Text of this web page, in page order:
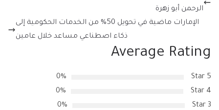
الرحمن أبو زهرة
الإمارات ماضية في تحويل 50% من الخدمات الحكومية إلى
ذكاء اصطناعي مساعد خلال عامين
Average Rating
5 Star
0%
4 Star
0%
3 Star
0%